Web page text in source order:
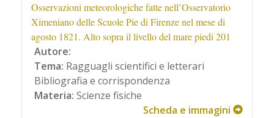
Osservazioni meteorologiche fatte nell’Osservatorio
Ximeniano delle Scuole Pie di Firenze nel mese di
agosto 1821. Alto sopra il livello del mare piedi 201
Autore:
Tema: Ragguagli scientifici e letterari
Bibliografia e corrispondenza
Materia: Scienze fisiche
Scheda e immagini